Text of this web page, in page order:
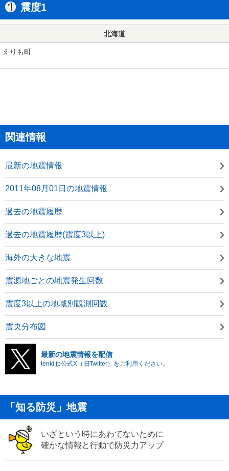
震度1
北海道
えりも町
関連情報
最新の地震情報
2011年08月01日の地震情報
過去の地震履歴
過去の地震履歴(震度3以上)
海外の大きな地震
震源地ごとの地震発生回数
震度3以上の地域別観測回数
震央分布図
最新の地震情報を配信
tenki.jp公式X（旧Twitter）をご利用ください。
「知る防災」地震
いざという時にあわてないために
確かな情報と行動で防災力アップ